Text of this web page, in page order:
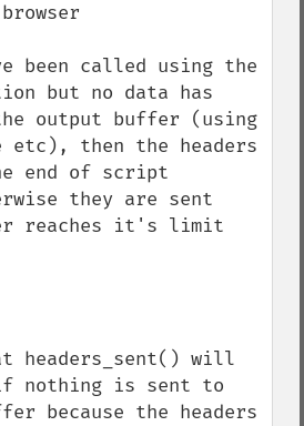
been called using the
but no data has
output buffer (using
etc), then the headers
end of script
they are sent
reaches it's limit
headers_sent() will
nothing is sent to
because the headers